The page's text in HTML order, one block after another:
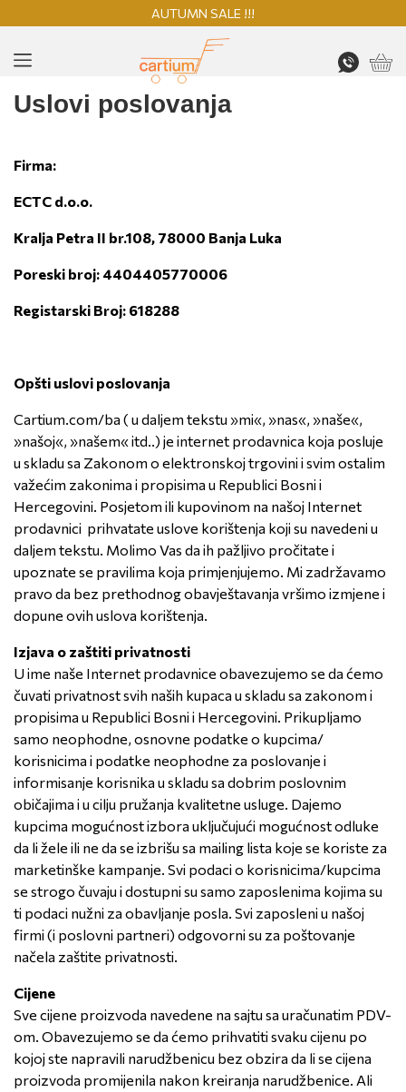
AUTUMN SALE !!!
Uslovi poslovanja
Firma:
ECTC d.o.o.
Kralja Petra II br.108, 78000 Banja Luka
Poreski broj: 4404405770006
Registarski Broj: 618288
Opšti uslovi poslovanja
Cartium.com/ba ( u daljem tekstu »mi«, »nas«, »naše«,
»našoj«, »našem« itd..) je internet prodavnica koja posluje
u skladu sa Zakonom o elektronskoj trgovini i svim ostalim
važećim zakonima i propisima u Republici Bosni i
Hercegovini. Posjetom ili kupovinom na našoj Internet
prodavnici prihvatate uslove korištenja koji su navedeni u
daljem tekstu. Molimo Vas da ih pažljivo pročitate i
upoznate se pravilima koja primjenjujemo. Mi zadržavamo
pravo da bez prethodnog obavještavanja vršimo izmjene i
dopune ovih uslova korištenja.
Izjava o zaštiti privatnosti
U ime naše Internet prodavnice obavezujemo se da ćemo
čuvati privatnost svih naših kupaca u skladu sa zakonom i
propisima u Republici Bosni i Hercegovini. Prikupljamo
samo neophodne, osnovne podatke o kupcima/
korisnicima i podatke neophodne za poslovanje i
informisanje korisnika u skladu sa dobrim poslovnim
običajima i u cilju pružanja kvalitetne usluge. Dajemo
kupcima mogućnost izbora uključujući mogućnost odluke
da li žele ili ne da se izbrišu sa mailing lista koje se koriste za
marketinške kampanje. Svi podaci o korisnicima/kupcima
se strogo čuvaju i dostupni su samo zaposlenima kojima su
ti podaci nužni za obavljanje posla. Svi zaposleni u našoj
firmi (i poslovni partneri) odgovorni su za poštovanje
načela zaštite privatnosti.
Cijene
Sve cijene proizvoda navedene na sajtu sa uračunatim PDV-
om. Obavezujemo se da ćemo prihvatiti svaku cijenu po
kojoj ste napravili narudžbenicu bez obzira da li se cijena
proizvoda promijenila nakon kreiranja narudžbenice. Ali